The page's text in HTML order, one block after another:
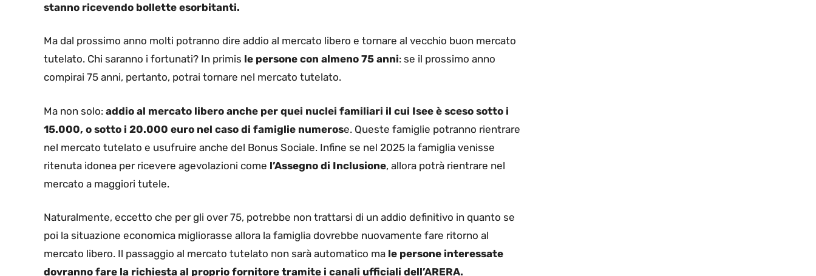
stanno ricevendo bollette esorbitanti.
Ma dal prossimo anno molti potranno dire addio al mercato libero e tornare al vecchio buon mercato
tutelato. Chi saranno i fortunati? In primis le persone con almeno 75 anni: se il prossimo anno
compirai 75 anni, pertanto, potrai tornare nel mercato tutelato.
Ma non solo: addio al mercato libero anche per quei nuclei familiari il cui Isee è sceso sotto i
15.000, o sotto i 20.000 euro nel caso di famiglie numerose. Queste famiglie potranno rientrare
nel mercato tutelato e usufruire anche del Bonus Sociale. Infine se nel 2025 la famiglia venisse
ritenuta idonea per ricevere agevolazioni come l’Assegno di Inclusione, allora potrà rientrare nel
mercato a maggiori tutele.
Naturalmente, eccetto che per gli over 75, potrebbe non trattarsi di un addio definitivo in quanto se
poi la situazione economica migliorasse allora la famiglia dovrebbe nuovamente fare ritorno al
mercato libero. Il passaggio al mercato tutelato non sarà automatico ma le persone interessate
dovranno fare la richiesta al proprio fornitore tramite i canali ufficiali dell’ARERA.